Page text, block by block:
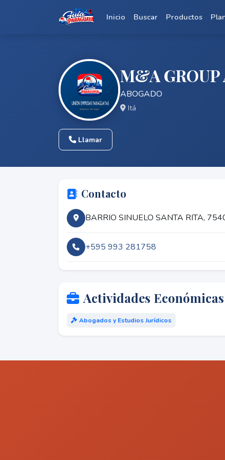
Inicio Buscar Productos
M&A GROUP
ABOGADO
Itá
Llamar
Contacto
BARRIO SINUELO SANTA RITA,
+595 993 281758
Actividades Económicas
Abogados y Estudios Jurídicos